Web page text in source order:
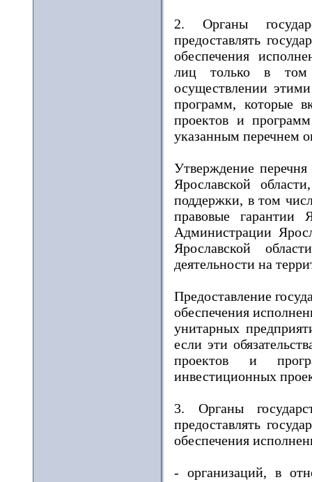
2. Органы
предоставлять
обеспечения
лиц только в том
осуществлении
программ, которые
проектов и
указанным перечнем
Утверждение
Ярославской
поддержки, в том
правовые гарантии
Администрации
Ярославской
деятельности на
Предоставление
обеспечения
унитарных
если эти
проектов и
инвестиционных
3. Органы
предоставлять
обеспечения
- организаций, в